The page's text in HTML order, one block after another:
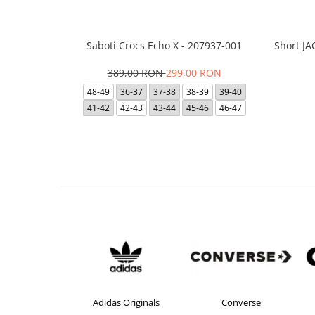
Saboti Crocs Echo X - 207937-001
389,00 RON299,00 RON
48-49 36-37 37-38 38-39
39-40
41-42
42-43 43-44 45-46 46-47
Short
Adidas Originals Converse